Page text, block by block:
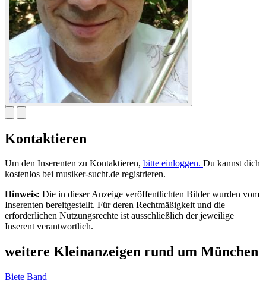
Kontaktieren
Um den Inserenten zu Kontaktieren, bitte einloggen. Du kannst dich
kostenlos bei musiker-sucht.de registrieren.
Hinweis: Die in dieser Anzeige veröffentlichten Bilder wurden vom
Inserenten bereitgestellt. Für deren Rechtmäßigkeit und die
erforderlichen Nutzungsrechte ist ausschließlich der jeweilige
Inserent verantwortlich.
weitere Kleinanzeigen rund um München
Biete Band